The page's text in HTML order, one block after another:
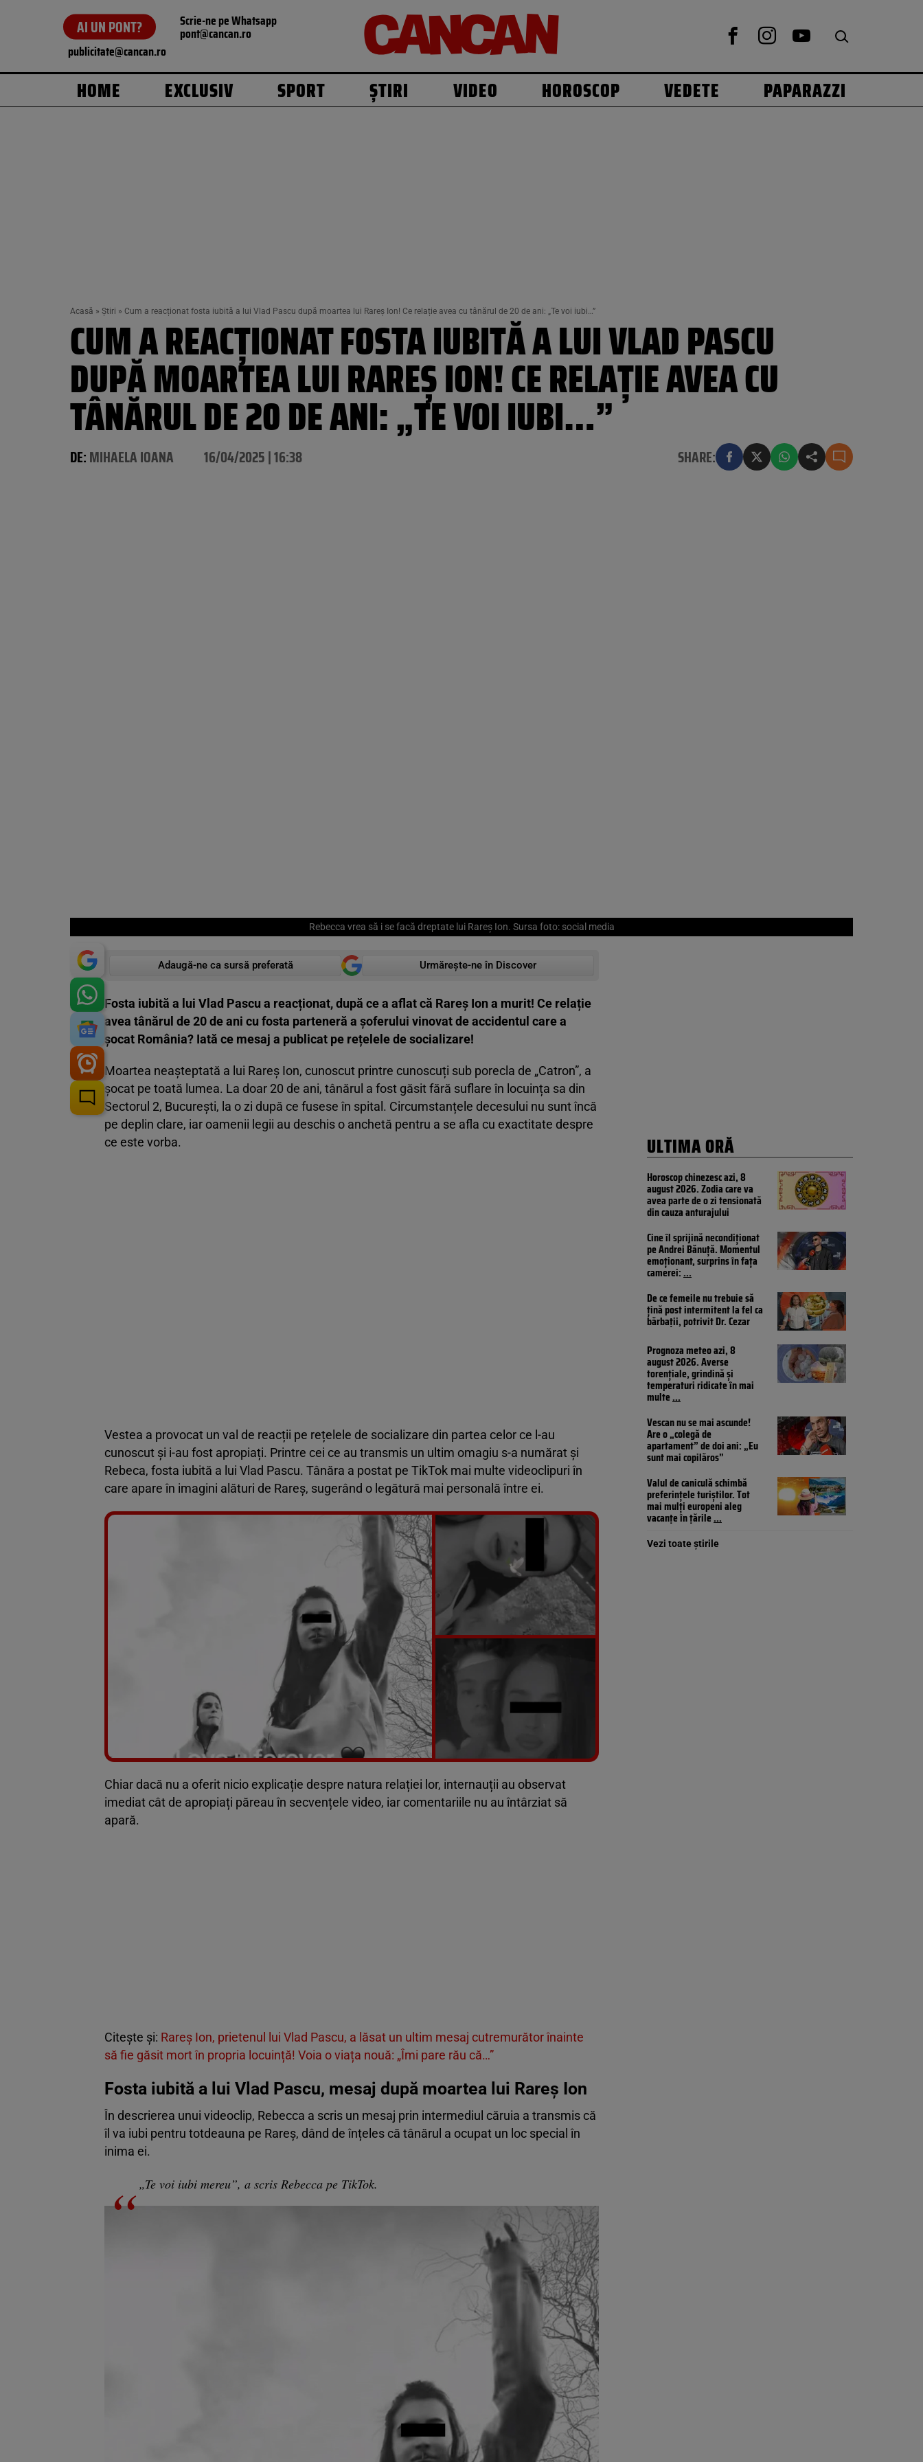
AI UN PONT? Scrie-ne pe Whatsapp
pont@cancan.ro
publicitate@cancan.ro
HOME EXCLUSIV SPORT ȘTIRI VIDEO HOROSCOP VEDETE PAPARAZZI
Acasă » Știri » Cum a reacționat fosta iubită a lui Vlad Pascu după moartea lui Rareș Ion! Ce relație avea cu tânărul de 20 de ani: „Te voi iubi…”
CUM A REACȚIONAT FOSTA IUBITĂ A LUI VLAD PASCU
DUPĂ MOARTEA LUI RAREȘ ION! CE RELAȚIE AVEA CU
TÂNĂRUL DE 20 DE ANI: „TE VOI IUBI…”
DE:MIHAELA IOANA 16/04/2025 | 16:38 SHARE:
Rebecca vrea să i se facă dreptate lui Rareș Ion. Sursa foto: social media
Adaugă-ne ca sursă preferată Urmărește-ne în Discover
Fosta iubită a lui Vlad Pascu a reacționat, după ce a aflat că Rareș Ion a murit! Ce relație
avea tânărul de 20 de ani cu fosta parteneră a șoferului vinovat de accidentul care a
șocat România? Iată ce mesaj a publicat pe rețelele de socializare!
Moartea neașteptată a lui Rareș Ion, cunoscut printre cunoscuți sub porecla de „Catron”, a
șocat pe toată lumea. La doar 20 de ani, tânărul a fost găsit fără suflare în locuința sa din
Sectorul 2, București, la o zi după ce fusese în spital. Circumstanțele decesului nu sunt încă
pe deplin clare, iar oamenii legii au deschis o anchetă pentru a se afla cu exactitate despre
ce este vorba.
Vestea a provocat un val de reacții pe rețelele de socializare din partea celor ce l-au
cunoscut și i-au fost apropiați. Printre cei ce au transmis un ultim omagiu s-a numărat și
Rebeca, fosta iubită a lui Vlad Pascu. Tânăra a postat pe TikTok mai multe videoclipuri în
care apare în imagini alături de Rareș, sugerând o legătură mai personală între ei.
Vezi galeria foto
5 poze
Chiar dacă nu a oferit nicio explicație despre natura relației lor, internauții au observat
imediat cât de apropiați păreau în secvențele video, iar comentariile nu au întârziat să
apară.
Citește și: Rareș Ion, prietenul lui Vlad Pascu, a lăsat un ultim mesaj cutremurător înainte
să fie găsit mort în propria locuință! Voia o viața nouă: „Îmi pare rău că…”
Fosta iubită a lui Vlad Pascu, mesaj după moartea lui Rareș Ion
În descrierea unui videoclip, Rebecca a scris un mesaj prin intermediul căruia a transmis că
îl va iubi pentru totdeauna pe Rareș, dând de înțeles că tânărul a ocupat un loc special în
inima ei.
„Te voi iubi mereu”, a scris Rebecca pe TikTok.
ULTIMA ORĂ
Horoscop chinezesc azi, 8
august 2026. Zodia care va
avea parte de o zi tensionată
din cauza anturajului
Cine îl sprijină necondiționat
pe Andrei Bănuță. Momentul
emoționant, surprins în fața
camerei:...
De ce femeile nu trebuie să
țină post intermitent la fel ca
bărbații, potrivit Dr. Cezar
Prognoza meteo azi, 8
august 2026. Averse
torențiale, grindină și
temperaturi ridicate în mai
multe...
Vescan nu se mai ascunde!
Are o „colegă de
apartament” de doi ani: „Eu
sunt mai copilăros”
Valul de caniculă schimbă
preferințele turiștilor. Tot
mai mulți europeni aleg
vacanțe în țările...
Vezi toate știrile